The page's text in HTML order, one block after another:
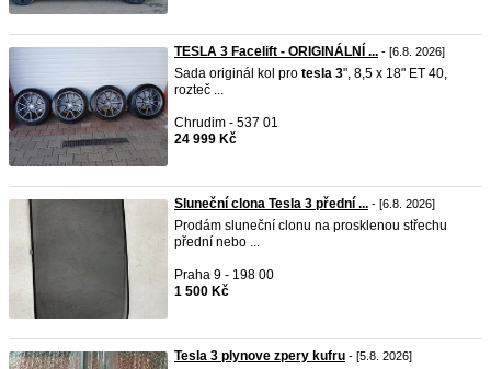
TESLA 3 Facelift - ORIGINÁLNÍ ... - [6.8. 2026]
Sada originál kol pro tesla 3", 8,5 x 18" ET 40,
rozteč ...
Chrudim - 537 01
24 999 Kč
Sluneční clona Tesla 3 přední ... - [6.8. 2026]
Prodám sluneční clonu na prosklenou střechu
přední nebo ...
Praha 9 - 198 00
1 500 Kč
Tesla 3 plynove zpery kufru - [5.8. 2026]